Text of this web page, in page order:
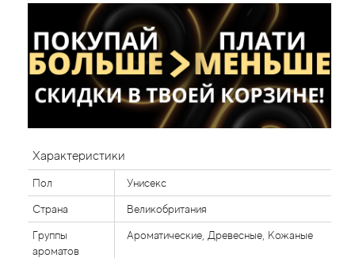
Характеристики
Пол Унисекс
Страна Великобритания
Группы
ароматов
Ароматические, Древесные, Кожаные